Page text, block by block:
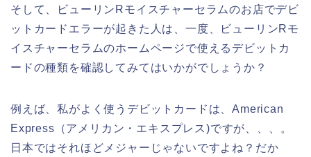
そして、ビューリンRモイスチャーセラムのお店でデビ
ットカードエラーが起きた人は、一度、ビューリンRモ
イスチャーセラムのホームページで使えるデビットカ
ードの種類を確認してみてはいかがでしょうか？
例えば、私がよく使うデビットカードは、American
Express（アメリカン・エキスプレス)ですが、、、。
日本ではそれほどメジャーじゃないですよね？だか